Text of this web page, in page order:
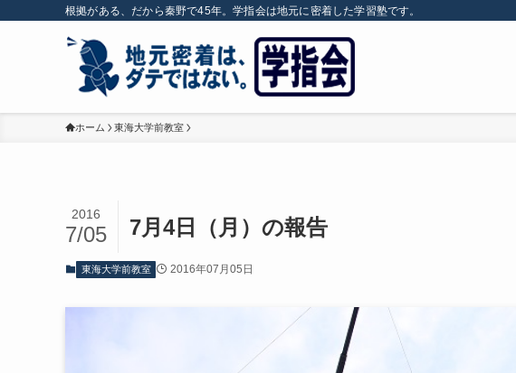
根拠がある、だから秦野で45年。学指会は地元に密着した学習塾です。
ホーム 東海大学前教室
7月4日（月）の報告
2016
7/05
東海大学前教室 2016年07月05日